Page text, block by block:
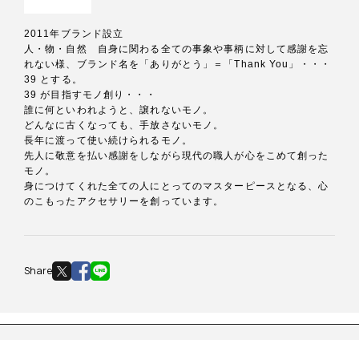
2011年ブランド設立
人・物・自然 自身に関わる全ての事象や事柄に対して感謝を忘
れない様、ブランド名を「ありがとう」＝「Thank You」・・・
39 とする。
39が目指すモノ創り・・・
誰に何といわれようと、譲れないモノ。
どんなに古くなっても、手放さないモノ。
長年に渡って使い続けられるモノ。
先人に敬意を払い感謝をしながら現代の職人が心をこめて創った
モノ。
身につけてくれた全ての人にとってのマスターピースとなる、心
のこもったアクセサリーを創っています。
Share